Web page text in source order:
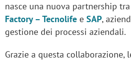
nasce una nuova partnership tra
Factory – Tecnolife e SAP,
gestione dei processi aziendali.
Grazie a questa collaborazione,